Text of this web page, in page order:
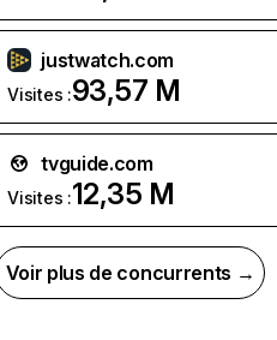
justwatch.com
Visites :93,57 M
tvguide.com
Visites :12,35 M
Voir plus de concurrents →